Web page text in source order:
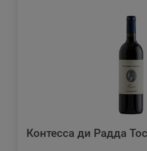
Контесса ди Радда